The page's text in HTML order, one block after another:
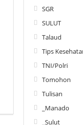
SGR
SULUT
Talaud
Tips
TNI/Polri
Tomohon
Tulisan
_Manado
_Sulut